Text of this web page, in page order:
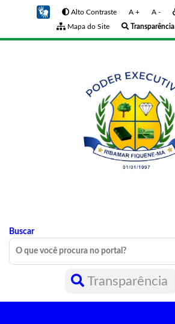
Alto Contraste A + A -
Mapa do Site
Transparência
Buscar
Transparência